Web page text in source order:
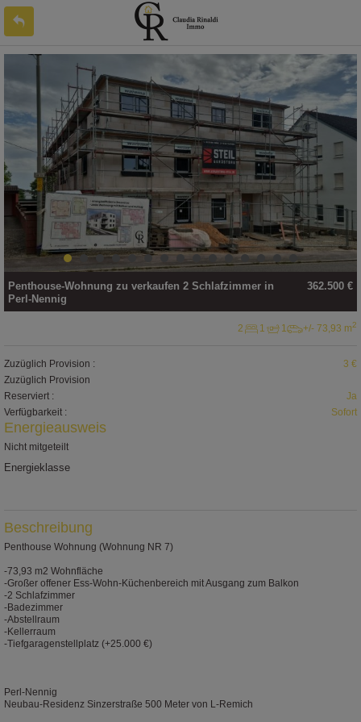
362.500 €
Penthouse-Wohnung zu verkaufen 2 Schlafzimmer in
Perl-Nennig
2 1 1 +/- 73,93 m2
Zuzüglich Provision :
3 €
Zuzüglich Provision
Reserviert :
Ja
Verfügbarkeit :
Sofort
Energieausweis
Nicht mitgeteilt
Energieklasse
Beschreibung
Penthouse Wohnung (Wohnung NR 7)
-73,93 m2 Wohnfläche
-Großer offener Ess-Wohn-Küchenbereich mit Ausgang zum Balkon
-2 Schlafzimmer
-Badezimmer
-Abstellraum
-Kellerraum
-Tiefgaragenstellplatz (+25.000 €)
Perl-Nennig
Neubau-Residenz Sinzerstraße 500 Meter von L-Remich